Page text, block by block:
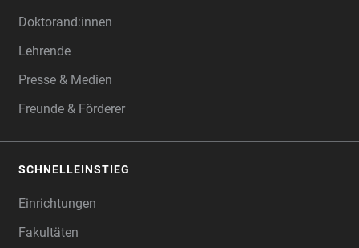
Doktorand:innen
Lehrende
Presse & Medien
Freunde & Förderer
SCHNELLEINSTIEG
Einrichtungen
Fakultäten